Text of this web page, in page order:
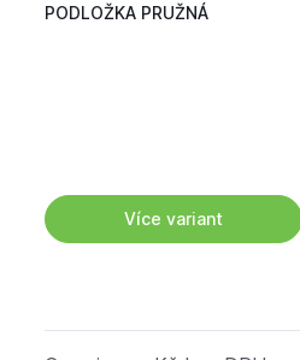
PODLOŽKA PRUŽNÁ
Více variant